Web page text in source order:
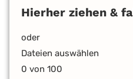
Hierher ziehen &
oder
Dateien auswählen
0 von 100